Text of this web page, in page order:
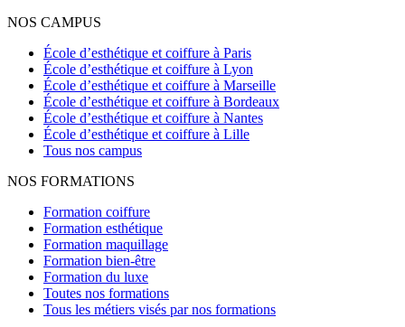
NOS CAMPUS
École d’esthétique et coiffure à Paris
École d’esthétique et coiffure à Lyon
École d’esthétique et coiffure à Marseille
École d’esthétique et coiffure à Bordeaux
École d’esthétique et coiffure à Nantes
École d’esthétique et coiffure à Lille
Tous nos campus
NOS FORMATIONS
Formation coiffure
Formation esthétique
Formation maquillage
Formation bien-être
Formation du luxe
Toutes nos formations
Tous les métiers visés par nos formations